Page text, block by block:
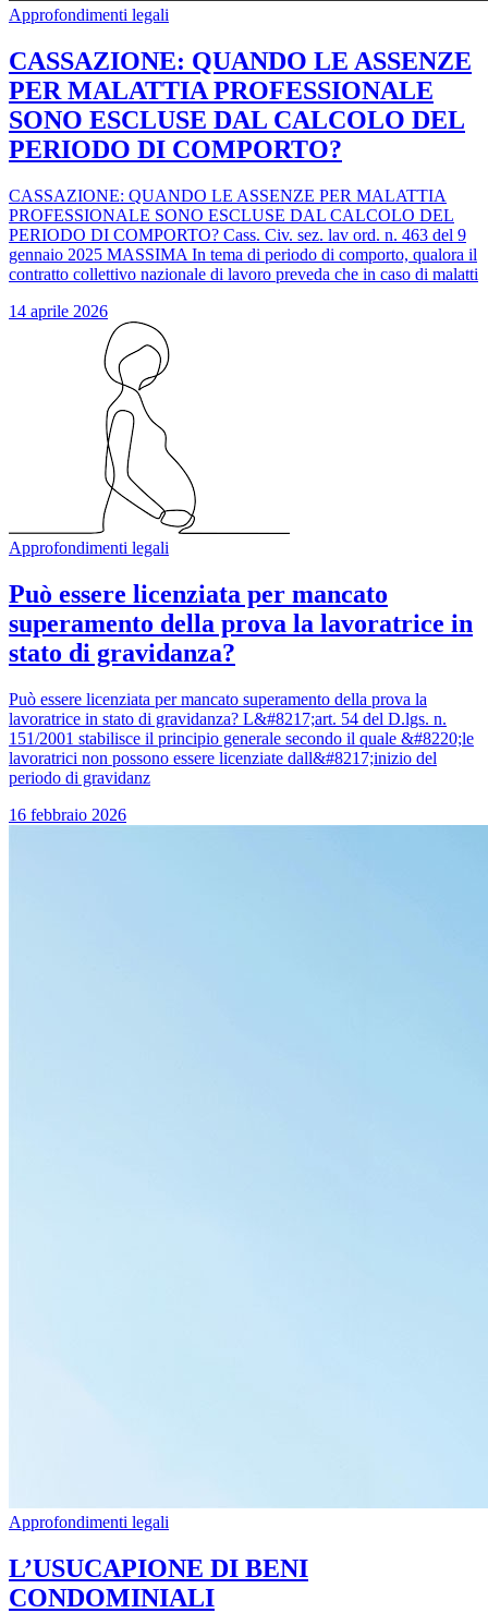
Approfondimenti legali
CASSAZIONE: QUANDO LE ASSENZE
PER MALATTIA PROFESSIONALE
SONO ESCLUSE DAL CALCOLO DEL
PERIODO DI COMPORTO?
CASSAZIONE: QUANDO LE ASSENZE PER MALATTIA
PROFESSIONALE SONO ESCLUSE DAL CALCOLO DEL
PERIODO DI COMPORTO? Cass. Civ. sez. lav ord. n. 463 del 9
gennaio 2025 MASSIMA In tema di periodo di comporto, qualora il
contratto collettivo nazionale di lavoro preveda che in caso di malatti
14 aprile 2026
Approfondimenti legali
Può essere licenziata per mancato
superamento della prova la lavoratrice in
stato di gravidanza?
Può essere licenziata per mancato superamento della prova la
lavoratrice in stato di gravidanza? L&#8217;art. 54 del D.lgs. n.
151/2001 stabilisce il principio generale secondo il quale &#8220;le
lavoratrici non possono essere licenziate dall&#8217;inizio del
periodo di gravidanz
16 febbraio 2026
Approfondimenti legali
L’USUCAPIONE DI BENI
CONDOMINIALI